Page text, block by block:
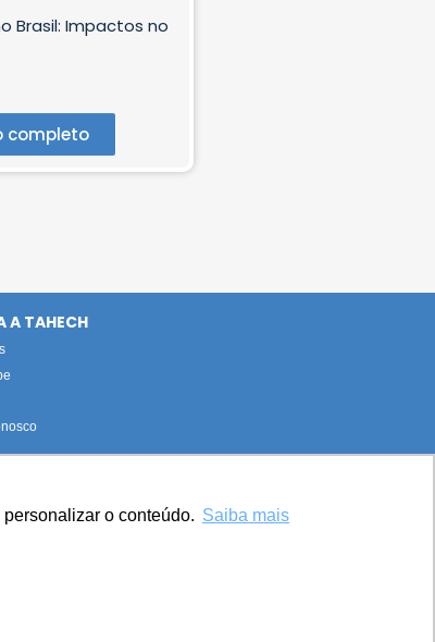
o conteúdo. Saiba mais
Brasil: Impactos no
completo
A TAHECH